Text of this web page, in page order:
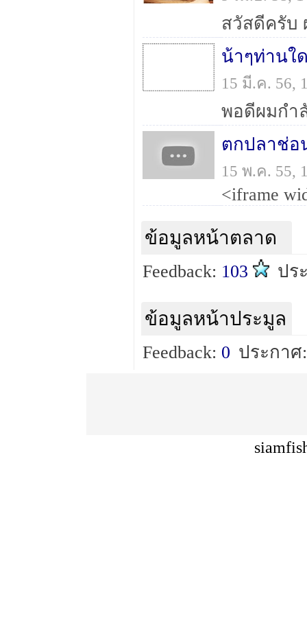
15 มี.ค. 56,
ตกปลาช่อ
15 พ.ค. 55,
ข้อมูลหน้าตลาด
Feedback: 103 ปร
ข้อมูลหน้าประมูล
Feedback: 0 ประกาศ